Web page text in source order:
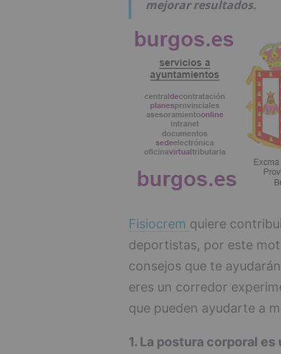
mejorar resultados.
Fisiocrem quiere
deportistas, por este
consejos que te
eres un corredor
que pueden ayudarte a
1. La postura corporal